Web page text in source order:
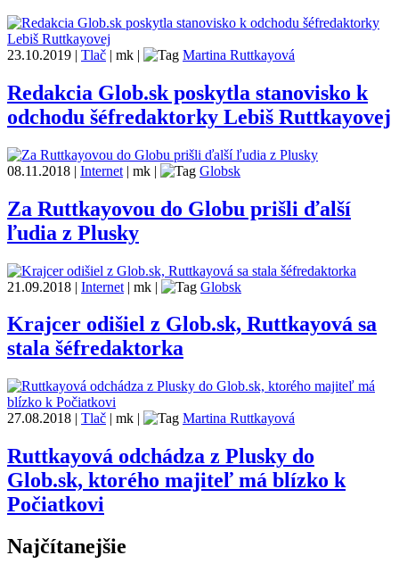
23.10.2019 | Tlač | mk | Martina Ruttkayová
Redakcia Glob.sk poskytla stanovisko k
odchodu šéfredaktorky Lebiš Ruttkayovej
08.11.2018 | Internet | mk | Globsk
Za Ruttkayovou do Globu prišli ďalší
ľudia z Plusky
21.09.2018 | Internet | mk | Globsk
Krajcer odišiel z Glob.sk, Ruttkayová sa
stala šéfredaktorka
27.08.2018 | Tlač | mk | Martina Ruttkayová
Ruttkayová odchádza z Plusky do
Glob.sk, ktorého majiteľ má blízko k
Počiatkovi
Najčítanejšie